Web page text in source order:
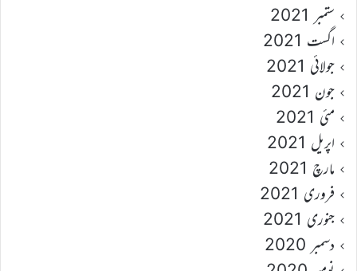
ستمبر 2021
اگست 2021
جولائی 2021
جون 2021
مئی 2021
اپریل 2021
مارچ 2021
فروری 2021
جنوری 2021
دسمبر 2020